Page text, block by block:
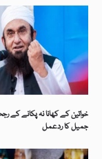
خواتین کے کھانا نہ پکانے کے
جمیل کا ردعمل